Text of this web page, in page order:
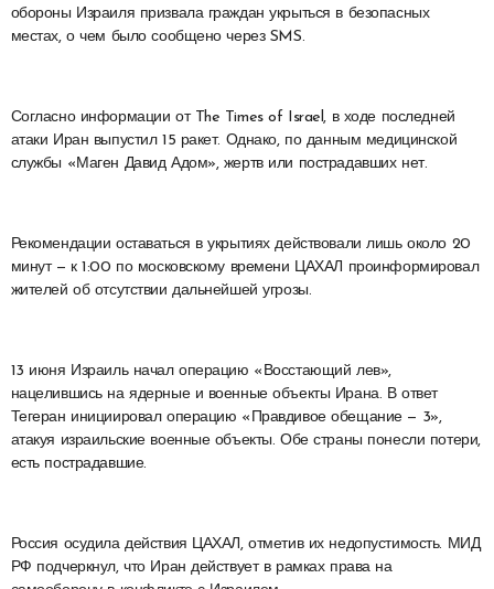
обороны Израиля призвала граждан укрыться в безопасных
местах, о чем было сообщено через SMS.
Согласно информации от The Times of Israel, в ходе последней
атаки Иран выпустил 15 ракет. Однако, по данным медицинской
службы «Маген Давид Адом», жертв или пострадавших нет.
Рекомендации оставаться в укрытиях действовали лишь около 20
минут — к 1:00 по московскому времени ЦАХАЛ проинформировал
жителей об отсутствии дальнейшей угрозы.
13 июня Израиль начал операцию «Восстающий лев»,
нацелившись на ядерные и военные объекты Ирана. В ответ
Тегеран инициировал операцию «Правдивое обещание — 3»,
атакуя израильские военные объекты. Обе страны понесли потери,
есть пострадавшие.
Россия осудила действия ЦАХАЛ, отметив их недопустимость. МИД
РФ подчеркнул, что Иран действует в рамках права на